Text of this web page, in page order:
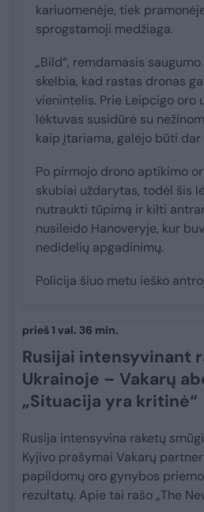
kariuomenėje, tiek
sprogstamoji medžiaga.
„Bild“, remdamasis
skelbia, kad rastas dronas
vienintelis. Prie Leipcigo oro
lėktuvas susidūrė su
kaip įtariama, galėjo būti dar
Po pirmojo drono aptikimo
skubiai uždarytas, todėl šis
nutraukti tūpimą ir kilti
nusileido Hanoveryje, kur
nedidelių apgadinimų.
Policija šiuo metu ieško
prieš 1 val. 36 min.
Rusijai intensyvinant
Ukrainoje – Vakarų
„Situacija yra kritinė“
Rusija intensyvina raketų
Kyjivo prašymai Vakarų
papildomų oro gynybos
rezultatų. Apie tai rašo „The